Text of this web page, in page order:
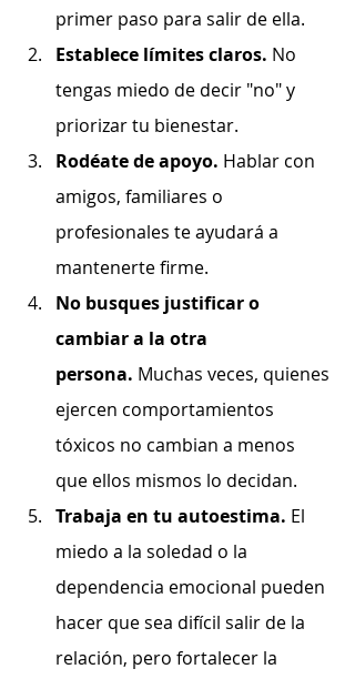
primer paso para salir de ella.
Establece límites claros. No
tengas miedo de decir "no" y
priorizar tu bienestar.
Rodéate de apoyo. Hablar con
amigos, familiares o
profesionales te ayudará a
mantenerte firme.
No busques justificar o
cambiar a la otra
persona. Muchas veces, quienes
ejercen comportamientos
tóxicos no cambian a menos
que ellos mismos lo decidan.
Trabaja en tu autoestima. El
miedo a la soledad o la
dependencia emocional pueden
hacer que sea difícil salir de la
relación, pero fortalecer la